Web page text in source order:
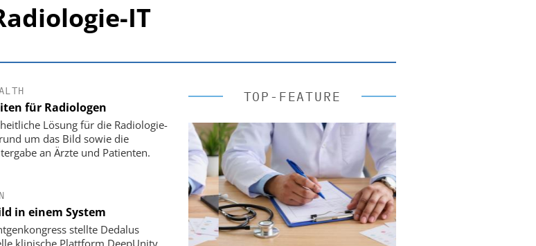
IT
für Radiologen
Lösung für die Radiologie-
um das Bild sowie die
an Ärzte und Patienten.
in einem System
stellte Dedalus
TOP-FEATURE